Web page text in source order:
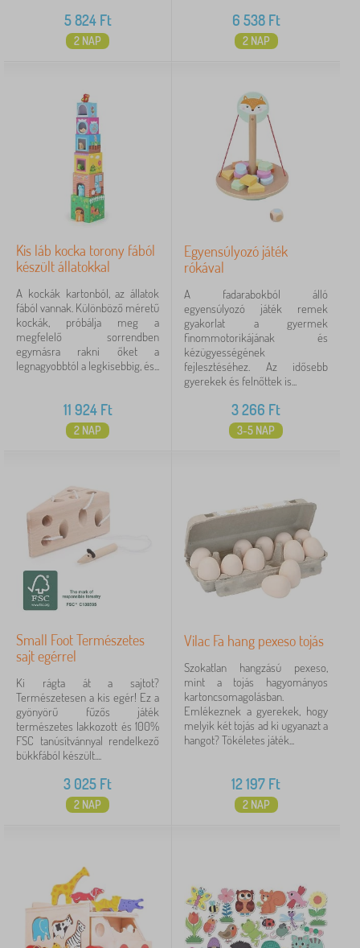
5 824Ft
2 NAP
6 538Ft
2 NAP
Kis láb kocka torony fából
készült állatokkal
A kockák kartonból, az állatok
fából vannak. Különböző méretű
kockák, próbálja meg a
megfelelő sorrendben
egymásra rakni őket a
legnagyobbtól a legkisebbig, és...
11 924Ft
2 NAP
Egyensúlyozó játék
rókával
A fadarabokból álló
egyensúlyozó játék remek
gyakorlat a gyermek
finommotorikájának és
kézügyességének
fejlesztéséhez. Az idősebb
gyerekek és felnőttek is...
3 266 Ft
3-5 NAP
Small Foot Természetes
sajt egérrel
Ki rágta át a sajtot?
Természetesen a kis egér! Ez a
gyönyörű fűzős játék
természetes lakkozott és 100%
FSC tanúsítvánnyal rendelkező
bükkfából készült....
3 025 Ft
2 NAP
Vilac Fa hang pexeso tojás
Szokatlan hangzású pexeso,
mint a tojás hagyományos
kartoncsomagolásban.
Emlékeznek a gyerekek, hogy
melyik két tojás ad ki ugyanazt a
hangot? Tökéletes játék...
12 197 Ft
2 NAP